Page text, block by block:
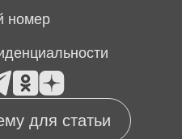
для статьи
номер